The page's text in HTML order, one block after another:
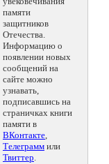
памяти
защитников
Отечества.
Информацию о
появлении новых
сообщений на
сайте можно
узнавать,
подписавшись на
страничках книги
памяти в
ВКонтакте,
Телеграмм или
Твиттер.